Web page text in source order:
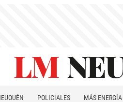
POLICIALES MÁS ENERGÍA